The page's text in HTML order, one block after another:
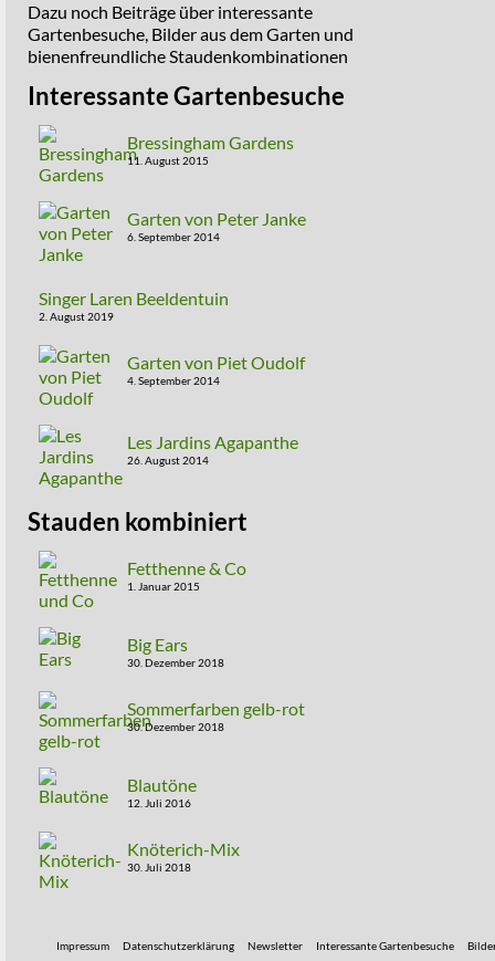
Dazu noch Beiträge über interessante
Gartenbesuche, Bilder aus dem Garten und
bienenfreundliche Staudenkombinationen
Interessante Gartenbesuche
Bressingham Gardens
11. August 2015
Garten von Peter Janke
6. September 2014
Singer Laren Beeldentuin
2. August 2019
Garten von Piet Oudolf
4. September 2014
Les Jardins Agapanthe
26. August 2014
Stauden kombiniert
Fetthenne & Co
1. Januar 2015
Big Ears
30. Dezember 2018
Sommerfarben gelb-rot
30. Dezember 2018
Blautöne
12. Juli 2016
Knöterich-Mix
30. Juli 2018
Impressum Datenschutzerklärung Newsletter Interessante Gartenbesuche